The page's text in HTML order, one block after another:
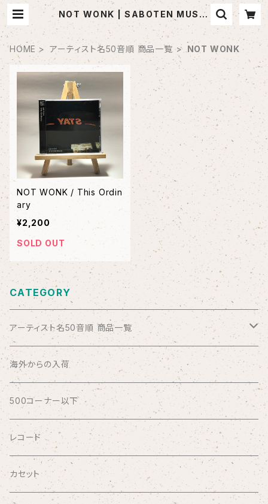
NOT WONK | SABOTEN MUSIC
(セレクトCDショップ)
HOME アーティスト名50音順 商品一覧 NOT WONK
NOT WONK / This Ordin
ary
¥2,200
SOLD OUT
CATEGORY
アーティスト名50音順 商品一覧
ABSOLUTE LOSERS
AFRICA
AGU
AIRCRAFT
海外からの入荷
500コーナー以下
レコード
カセット